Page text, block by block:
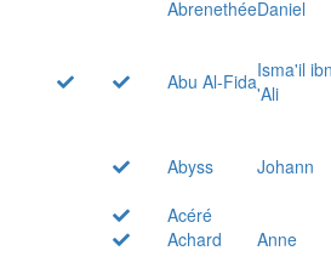
AbrenethéeDaniel
Abu Al-FidaIsma'il
'Ali
Abyss
Johann
Acéré
Achard
Anne